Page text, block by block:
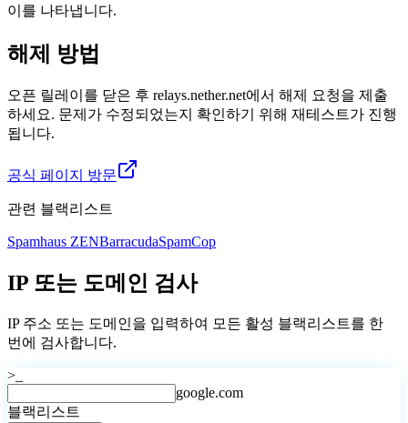
이를 나타냅니다.
해제 방법
오픈 릴레이를 닫은 후 relays.nether.net에서 해제 요청을 제출
하세요. 문제가 수정되었는지 확인하기 위해 재테스트가 진행
됩니다.
공식 페이지 방문
관련 블랙리스트
Spamhaus ZENBarracudaSpamCop
IP 또는 도메인 검사
IP 주소 또는 도메인을 입력하여 모든 활성 블랙리스트를 한
번에 검사합니다.
>_
google.com
블랙리스트